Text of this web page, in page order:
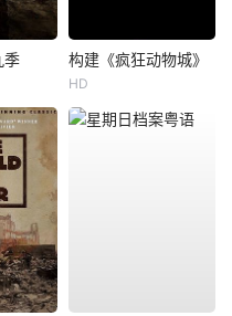
季 构建《疯狂动物城》
HD